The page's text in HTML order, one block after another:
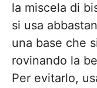
la miscela di
si usa
una base che
rovinando la
Per evitarlo,